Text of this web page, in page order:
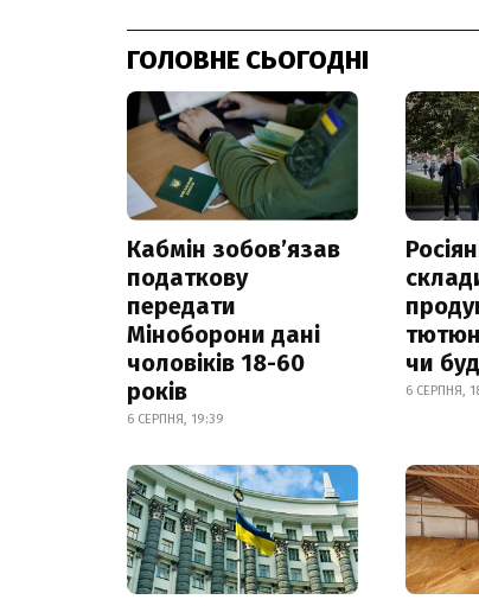
ГОЛОВНЕ СЬОГОДНІ
Кабмін зобовʼязав
податкову
передати
Міноборони дані
чоловіків 18-60
років
6 СЕРПНЯ, 19:39
чи
6 СЕРПНЯ,